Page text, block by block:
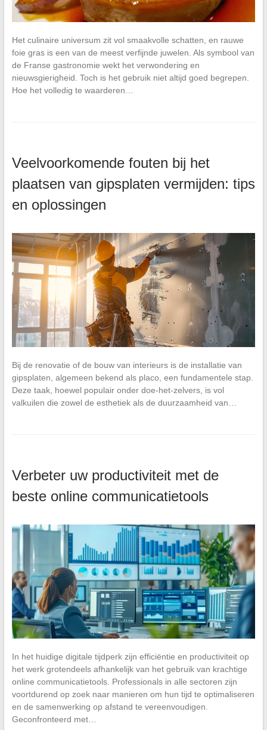
Het culinaire universum zit vol smaakvolle schatten, en rauwe
foie gras is een van de meest verfijnde juwelen. Als symbool van
de Franse gastronomie wekt het verwondering en
nieuwsgierigheid. Toch is het gebruik niet altijd goed begrepen.
Hoe het volledig te waarderen…
Veelvoorkomende fouten bij het
plaatsen van gipsplaten vermijden: tips
en oplossingen
Bij de renovatie of de bouw van interieurs is de installatie van
gipsplaten, algemeen bekend als placo, een fundamentele stap.
Deze taak, hoewel populair onder doe-het-zelvers, is vol
valkuilen die zowel de esthetiek als de duurzaamheid van…
Verbeter uw productiviteit met de
beste online communicatietools
In het huidige digitale tijdperk zijn efficiëntie en productiviteit op
het werk grotendeels afhankelijk van het gebruik van krachtige
online communicatietools. Professionals in alle sectoren zijn
voortdurend op zoek naar manieren om hun tijd te optimaliseren
en de samenwerking op afstand te vereenvoudigen.
Geconfronteerd met…